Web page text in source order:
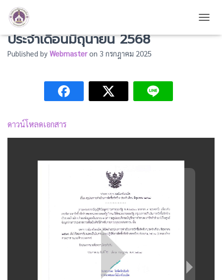
สรุปผลการดำเนินการจัดซื้อจัดจ้าง
ประจำเดือนมิถุนายน 2568
Published by Webmasteron 3 กรกฎาคม 2025
ดาวน์โหลดเอกสาร